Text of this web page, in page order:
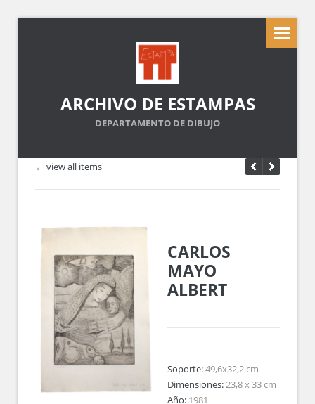
ARCHIVO DE ESTAMPAS
DEPARTAMENTO DE DIBUJO
← view all items
CARLOS
MAYO
ALBERT
Soporte:49,6x32,2 cm
Dimensiones:23,8 x 33 cm
Año: 1981